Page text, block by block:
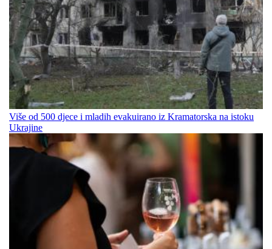
Više od 500 djece i mladih evakuirano iz Kramatorska na istoku
Ukrajine